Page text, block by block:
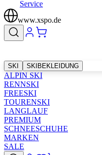
Service
www.xspo.de
SKI SKIBEKLEIDUNG
ALPIN SKI
RENNSKI
FREESKI
TOURENSKI
LANGLAUF
PREMIUM
SCHNEESCHUHE
MARKEN
SALE